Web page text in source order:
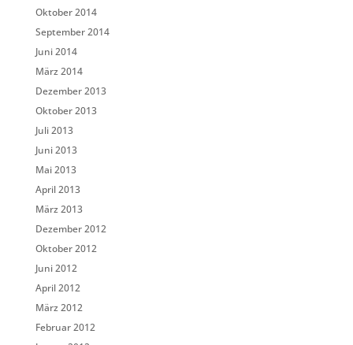
Oktober 2014
September 2014
Juni 2014
März 2014
Dezember 2013
Oktober 2013
Juli 2013
Juni 2013
Mai 2013
April 2013
März 2013
Dezember 2012
Oktober 2012
Juni 2012
April 2012
März 2012
Februar 2012